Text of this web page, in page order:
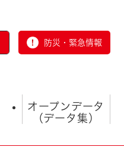
防災・緊急情報
オープンデータ
（データ集）